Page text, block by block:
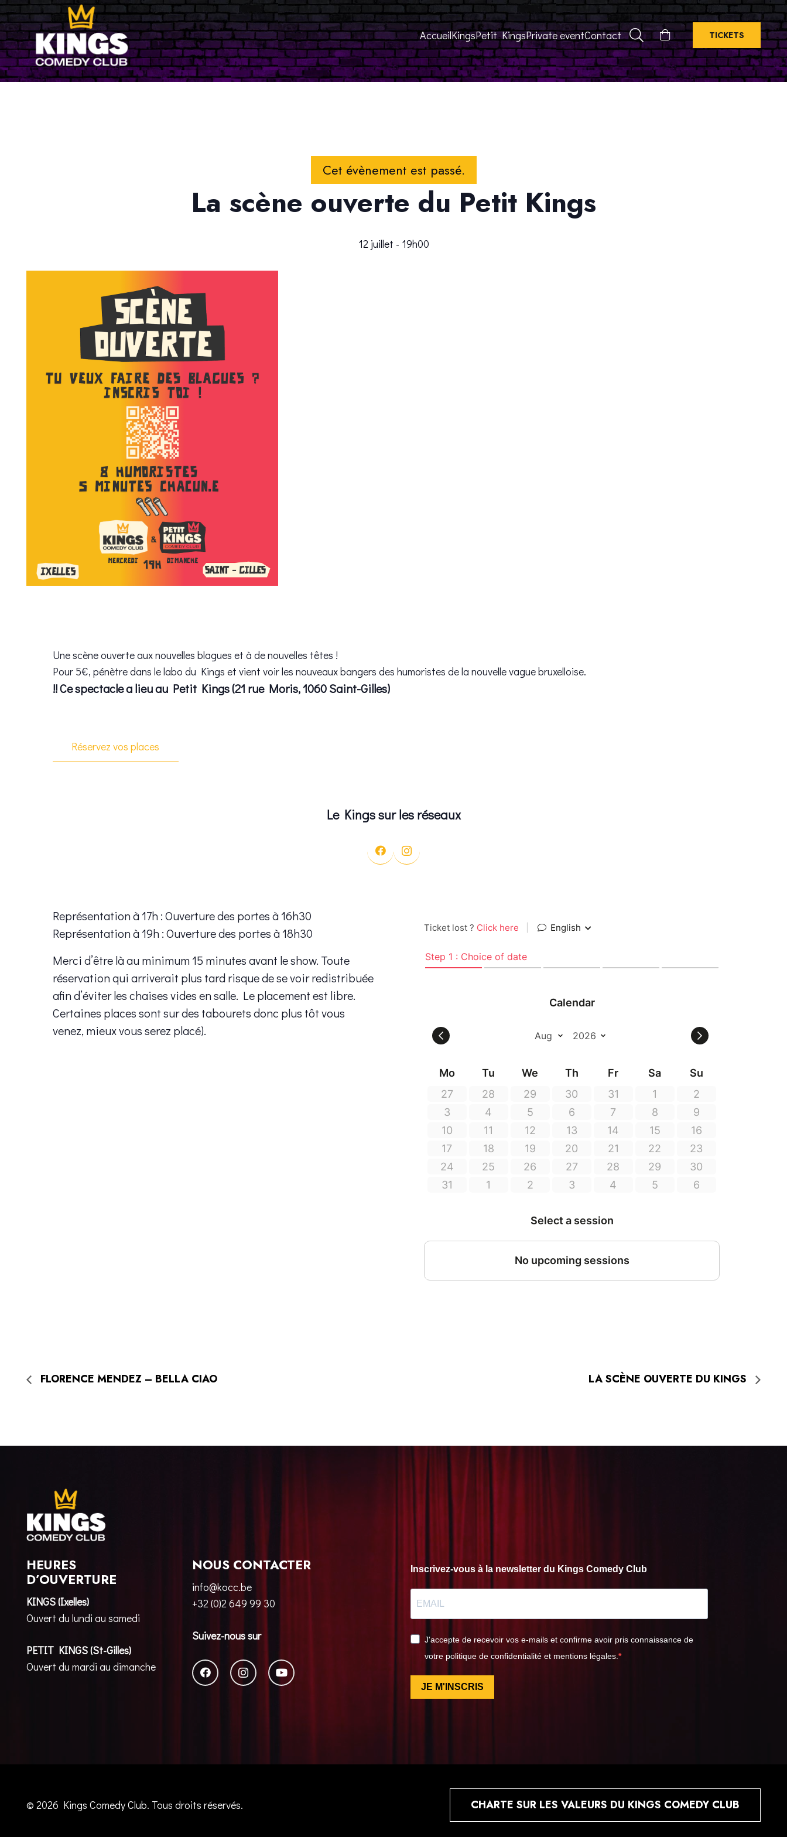
AccueilKingsPetit KingsPrivate eventContact TICKETS
Cet évènement est passé.
La scène ouverte du Petit Kings
12 juillet - 19h00
Une scène ouverte aux nouvelles blagues et à de nouvelles têtes !
Pour 5€, pénètre dans le labo du Kings et vient voir les nouveaux bangers des humoristes de la nouvelle vague bruxelloise.
!! Ce spectacle a lieu au Petit Kings (21 rue Moris, 1060 Saint-Gilles)
Réservez vos places
Le Kings sur les réseaux
Représentation à 17h : Ouverture des portes à 16h30
Représentation à 19h : Ouverture des portes à 18h30
Merci d’être là au minimum 15 minutes avant le show. Toute
réservation qui arriverait plus tard risque de se voir redistribuée
afin d’éviter les chaises vides en salle. Le placement est libre.
Certaines places sont sur des tabourets donc plus tôt vous
venez, mieux vous serez placé).
FLORENCE MENDEZ – BELLA CIAO LA SCÈNE OUVERTE DU KINGS
HEURES
D’OUVERTURE
KINGS (Ixelles)
Ouvert du lundi au samedi
PETIT KINGS (St-Gilles)
Ouvert du mardi au dimanche
NOUS CONTACTER
info@kocc.be
+32 (0)2 649 99 30
Suivez-nous sur
Inscrivez-vous à la newsletter du Kings Comedy Club
J'accepte de recevoir vos e-mails et confirme avoir pris connaissance de
votre politique de confidentialité et mentions légales.
JE M'INSCRIS
© 2026 Kings Comedy Club. Tous droits réservés. CHARTE SUR LES VALEURS DU KINGS COMEDY CLUB